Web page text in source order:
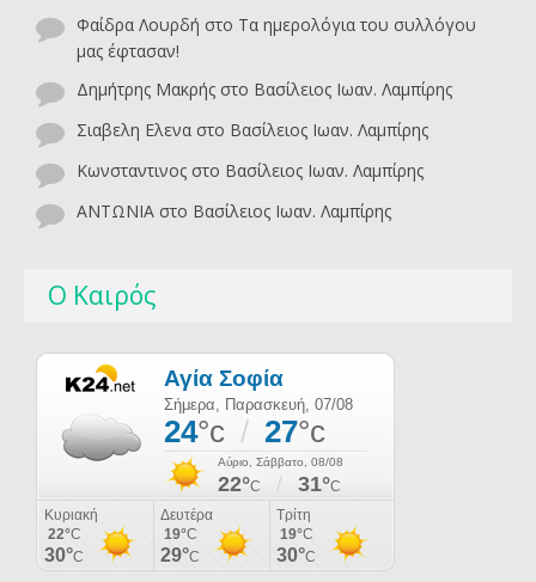
Φαίδρα Λουρδή στο Τα ημερολόγια του συλλόγου
μας έφτασαν!
Δημήτρης Μακρής στο Βασίλειος Ιωαν. Λαμπίρης
Σιαβελη Ελενα στο Βασίλειος Ιωαν. Λαμπίρης
Κωνσταντινος στο Βασίλειος Ιωαν. Λαμπίρης
ΑΝΤΩΝΙΑ στο Βασίλειος Ιωαν. Λαμπίρης
Ο Καιρός